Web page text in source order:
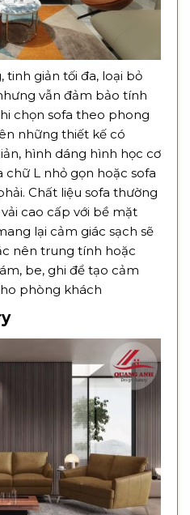
tinh giản tối đa, loại bỏ
vẫn đảm bảo tính
chọn sofa theo phong
những thiết kế có
hình dáng hình học cơ
chữ L nhỏ gọn hoặc sofa
Chất liệu sofa thường
cao cấp với bề mặt
lại cảm giác sạch sẽ
nên trung tính hoặc
be, ghi để tạo cảm
phòng khách